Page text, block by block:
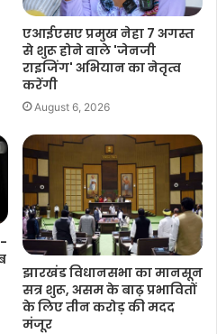
एआईएसए प्रमुख नेहा 7 अगस्त
से शुरू होने वाले 'जेनजी
राइजिंग' अभियान का नेतृत्व
करेंगी
August 6, 2026
झारखंड विधानसभा का मानसून
सत्र शुरू, असम के बाढ़ प्रभावितों
के लिए तीन करोड़ की मदद
मंजूर